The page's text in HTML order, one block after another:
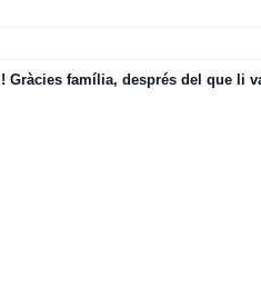
Gràcies família, després del que li